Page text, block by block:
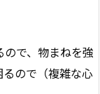
で、物まねを強
ので（複雑な心